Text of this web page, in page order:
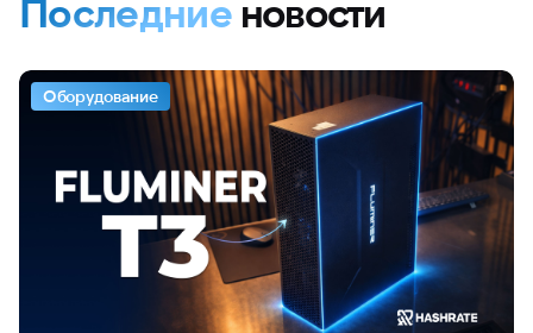
Последниеновости
Оборудование